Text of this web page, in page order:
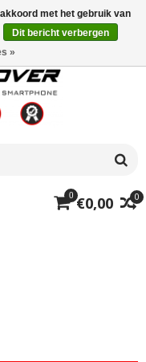
0
0 €0,00
met het gebruik van
Dit bericht verbergen
»